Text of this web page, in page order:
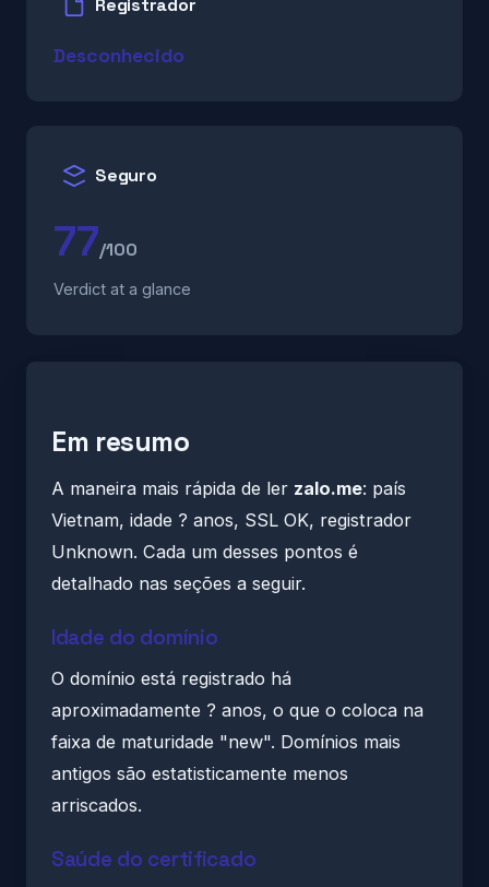
Registrador
Desconhecido
Seguro
77/100
Verdict at a glance
Em resumo
A maneira mais rápida de ler zalo.me: país
Vietnam, idade ? anos, SSL OK, registrador
Unknown. Cada um desses pontos é
detalhado nas seções a seguir.
Idade do domínio
O domínio está registrado há
aproximadamente ? anos, o que o coloca na
faixa de maturidade "new". Domínios mais
antigos são estatisticamente menos
arriscados.
Saúde do certificado